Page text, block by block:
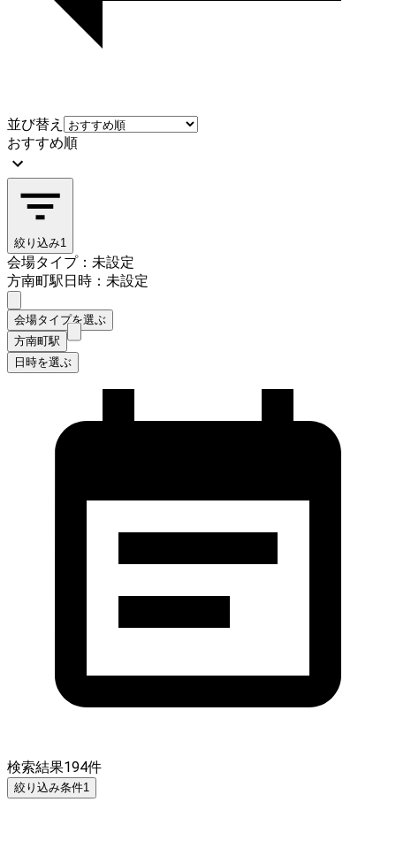
並び替え
おすすめ順
絞り込み1
会場タイプ：未設定
方南町駅日時：未設定
会場タイプを選ぶ
方南町駅
日時を選ぶ
検索結果194件
絞り込み条件1